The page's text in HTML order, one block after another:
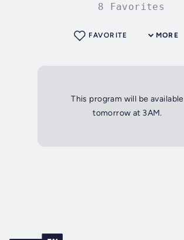
8 Favorites
MORE
FAVORITE
This program will be available
tomorrow at 3AM.